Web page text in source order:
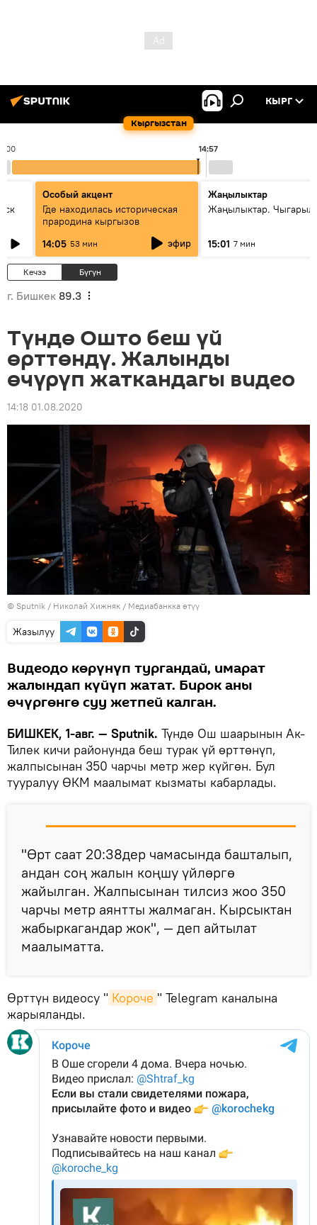
Кыргызстан
КЫРГ
14:57
Особый акцент
Где находилась историческая
прародина кыргызов
14:05 53 мин эфир
Жаңылыктар
Жаңылыктар.
15:01 7 мин
Кечээ Бүгүн
г. Бишкек 89.3
Түндө Ошто беш үй
өрттөндү. Жалынды
өчүрүп жаткандагы видео
14:18 01.08.2020
© Sputnik / Николай Хижняк / Медиабанкка өтүү
Жазылуу
Видеодо көрүнүп тургандай, имарат
жалындап күйүп жатат. Бирок аны
өчүргөнгө суу жетпей калган.
БИШКЕК, 1-авг. — Sputnik. Түндө Ош шаарынын Ак-
Тилек кичи районунда беш турак үй өрттөнүп,
жалпысынан 350 чарчы метр жер күйгөн. Бул
тууралуу ӨКМ маалымат кызматы кабарлады.
"Өрт саат 20:38дер чамасында башталып,
андан соң жалын коңшу үйлөргө
жайылган. Жалпысынан тилсиз жоо 350
чарчы метр аянтты жалмаган. Кырсыктан
жабыркагандар жок", — деп айтылат
маалыматта.
Өрттүн видеосу " Короче " Telegram каналына
жарыяланды.